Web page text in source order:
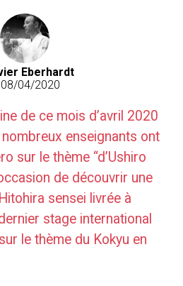
Eberhardt
08/04/2020
de ce mois d’avril 2020
enseignants ont
sur le thème “d’Ushiro
de découvrir une
sensei livrée à
stage international
le thème du Kokyu en